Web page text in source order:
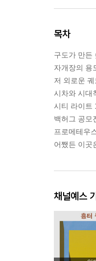
목차
구도가 만든
자개장의 용
저 외로운
시차와 시대
시티 라이트
백허그 공모
프로메테우
어쨌든 이곳
채널예스